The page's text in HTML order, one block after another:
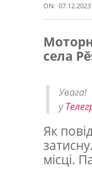
ON: 07.12.2023
В
х
і
ї
села
у
Як
місці.